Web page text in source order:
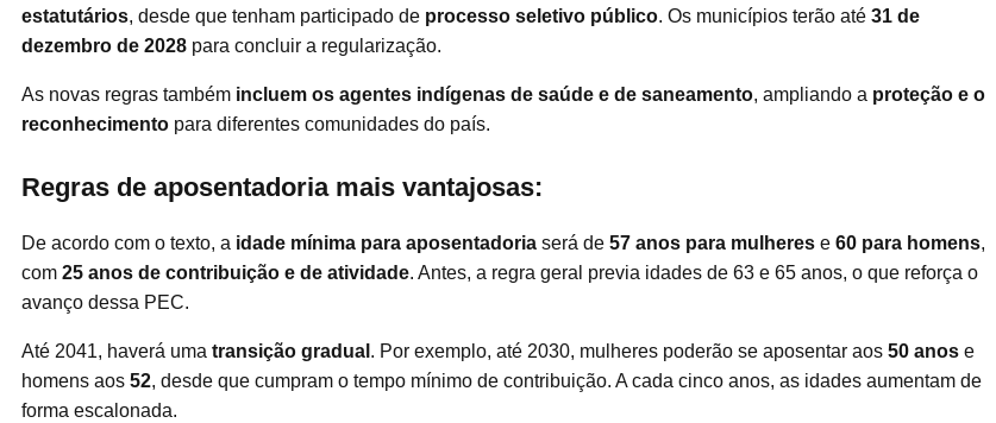
estatutários, desde que tenham participado de processo seletivo público. Os municípios terão até 31 de
dezembro de 2028 para concluir a regularização.
As novas regras também incluem os agentes indígenas de saúde e de saneamento, ampliando a proteção e o
reconhecimento para diferentes comunidades do país.
Regras de aposentadoria mais vantajosas:
De acordo com o texto, a idade mínima para aposentadoria será de 57 anos para mulheres e 60 para homens,
com 25 anos de contribuição e de atividade. Antes, a regra geral previa idades de 63 e 65 anos, o que reforça o
avanço dessa PEC.
Até 2041, haverá uma transição gradual . Por exemplo, até 2030, mulheres poderão se aposentar aos 50 anos e
homens aos 52, desde que cumpram o tempo mínimo de contribuição. A cada cinco anos, as idades aumentam de
forma escalonada.